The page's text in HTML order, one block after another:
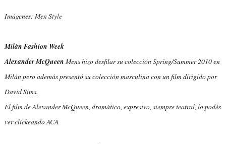
Imágenes: Men Style
Milán Fashion Week
Alexander McQueen Mens hizo desfilar su colección Spring/Summer 2010 en
Milán pero además presentó su colección masculina con un film dirigido por
David Sims.
El film de Alexander McQueen, dramático, expresivo, siempre teatral, lo podés
ver clickeandoACA